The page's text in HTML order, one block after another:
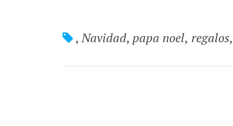
,Navidad, papa noel, regalos,